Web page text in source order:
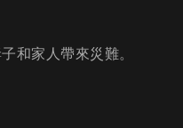
和家人帶來災難。